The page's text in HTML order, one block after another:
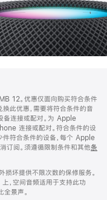
12。优惠仅面向购买符合条件
此优惠，需要将符合条件的音
连接或配对。为 Apple
连接或配对。符合条件的设
件符合条件的设备，每个 Apple
订阅。须遵循限制条件和其他条
坏提供不限次数的保修服务。
空间音频适用于支持此功
景声。